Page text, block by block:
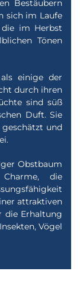
Bestäubern
sich im Laufe
im Herbst
Tönen
einige der
durch ihren
sind süß
Duft. Sie
und
Obstbaum
die
attraktiven
die Erhaltung
Vögel